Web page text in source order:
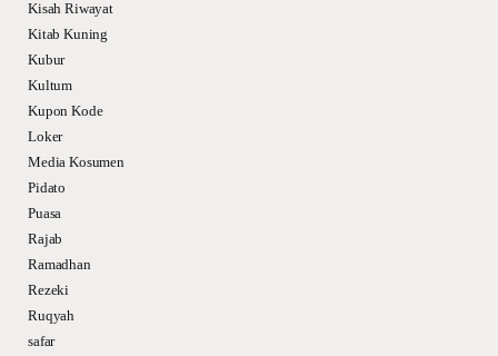
Kisah Riwayat
Kitab Kuning
Kubur
Kultum
Kupon Kode
Loker
Media Kosumen
Pidato
Puasa
Rajab
Ramadhan
Rezeki
Ruqyah
safar